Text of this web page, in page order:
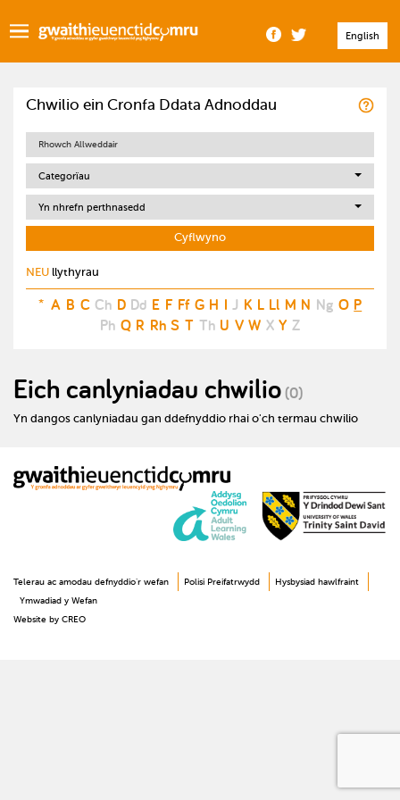
English
Chwilio ein Cronfa Ddata Adnoddau
Categorïau
Yn nhrefn perthnasedd
NEU llythyrau
* A B C Ch D Dd E F Ff G H I J K L Ll M N Ng O P
Ph Q R Rh S T Th U V W X Y Z
Eich canlyniadau chwilio(0)
Yn dangos canlyniadau gan ddefnyddio rhai o'ch termau chwilio
Telerau ac amodau defnyddio’r wefan Polisi Preifatrwydd
Hysbysiad hawlfraint
Ymwadiad y Wefan
Website by CREO